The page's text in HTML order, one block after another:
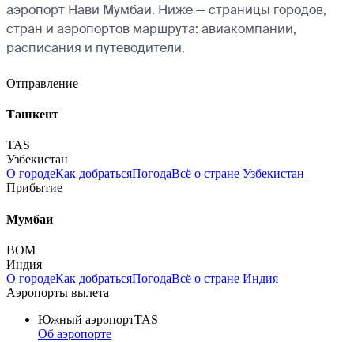
аэропорт Нави Мумбаи. Ниже — страницы городов,
стран и аэропортов маршрута: авиакомпании,
расписания и путеводители.
Отправление
Ташкент
TAS
Узбекистан
О городеКак добратьсяПогодаВсё о стране Узбекистан
Прибытие
Мумбаи
BOM
Индия
О городеКак добратьсяПогодаВсё о стране Индия
Аэропорты вылета
Южный аэропортTAS
Об аэропорте